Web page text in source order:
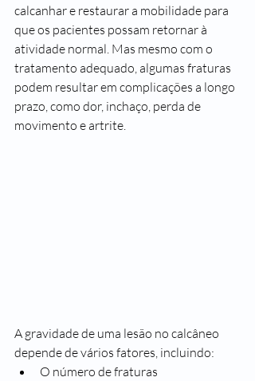
calcanhar e restaurar a mobilidade para
que os pacientes possam retornar à
atividade normal. Mas mesmo com o
tratamento adequado, algumas fraturas
podem resultar em complicações a longo
prazo, como dor, inchaço, perda de
movimento e artrite.
A gravidade de uma lesão no calcâneo
depende de vários fatores, incluindo:
O número de fraturas